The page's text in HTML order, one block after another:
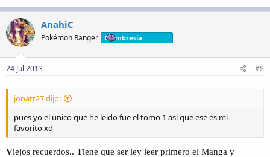
AnahiC
Pokémon Ranger Membresía
24 Jul 2013 #8
jonatt27 dijo:
pues yo el unico que he leido fue el tomo 1 asi que ese es mi
favorito xd
Viejos recuerdos.. Tiene que ser ley leer primero el Manga y